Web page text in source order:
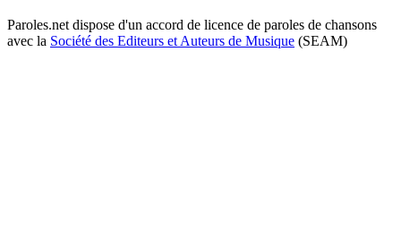
Paroles.net dispose d'un accord de licence de paroles de chansons
avec la Société des Editeurs et Auteurs de Musique (SEAM)